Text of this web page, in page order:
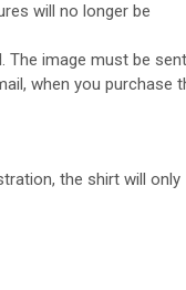
will no longer be
The image must be sent
when you purchase
the shirt will only